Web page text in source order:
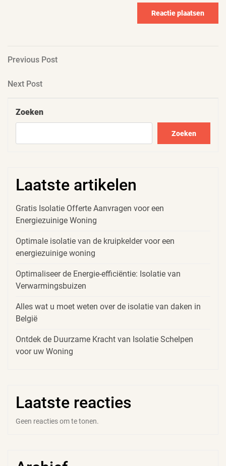
Berichtnavigatie
Previous
Previous Post
Next
Next Post
Zoeken
Zoeken
Laatste artikelen
Gratis Isolatie Offerte Aanvragen voor een
Energiezuinige Woning
Optimale isolatie van de kruipkelder voor een
energiezuinige woning
Optimaliseer de Energie-efficiëntie: Isolatie van
Verwarmingsbuizen
Alles wat u moet weten over de isolatie van daken in
België
Ontdek de Duurzame Kracht van Isolatie Schelpen
voor uw Woning
Laatste reacties
Geen reacties om te tonen.